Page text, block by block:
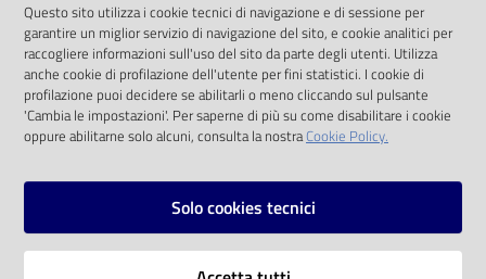
Eventi
Chiedi al
bibliotecario
solo alle condizioni previste dalla direttiva
comunitaria 2003/98/CE e dal d.lgs. 36/2006
SOCIAL
Instagram
Vai alla pagina
Questo sito utilizza i cookie tecnici di navigazione e di sessione per
garantire un miglior servizio di navigazione del sito, e cookie analitici per
raccogliere informazioni sull'uso del sito da parte degli utenti. Utilizza
anche cookie di profilazione dell'utente per fini statistici. I cookie di
profilazione puoi decidere se abilitarli o meno cliccando sul pulsante
'Cambia le impostazioni'. Per saperne di più su come disabilitare i cookie
oppure abilitarne solo alcuni, consulta la nostraCookie Policy.
Solo cookies tecnici